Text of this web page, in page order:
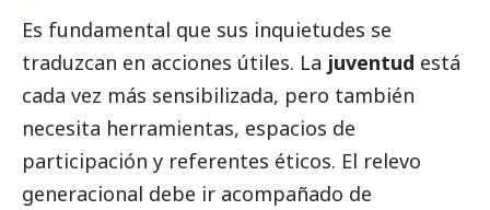
Es fundamental que sus inquietudes se
traduzcan en acciones útiles. La juventud está
cada vez más sensibilizada, pero también
necesita herramientas, espacios de
participación y referentes éticos. El relevo
generacional debe ir acompañado de